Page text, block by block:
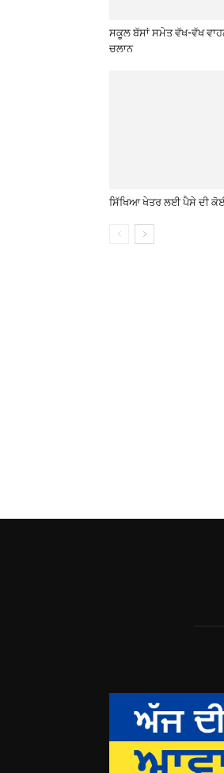
ਸਕੂਲ ਬੱਸਾਂ ਸਮੇਤ ਵੱਖ-ਵੱਖ
ਚਲਾਨ
ਸਿੱਖਿਆ ਖੇਤਰ ਲਈ ਪੈਸੇ ਦੀ